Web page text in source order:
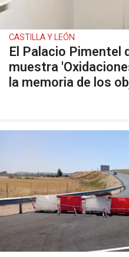
CASTILLA Y LEÓN
El Palacio Pimentel
muestra
la memoria de los